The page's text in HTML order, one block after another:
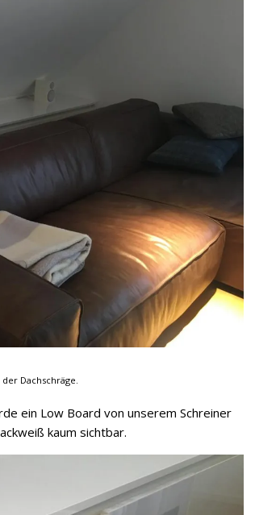
Dachschräge.
ein Low Board von unserem Schreiner
kaum sichtbar.